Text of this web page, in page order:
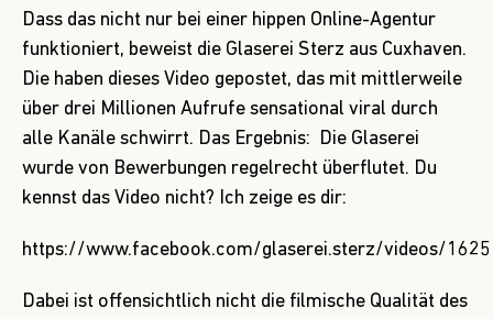
Dass das nicht nur bei einer hippen Online-Agentur
funktioniert, beweist die Glaserei Sterz aus Cuxhaven.
Die haben dieses Video gepostet, das mit mittlerweile
über drei Millionen Aufrufe sensational viral durch
alle Kanäle schwirrt. Das Ergebnis: Die Glaserei
wurde von Bewerbungen regelrecht überflutet. Du
kennst das Video nicht? Ich zeige es dir:
https://www.facebook.com/glaserei.sterz/videos/
Dabei ist offensichtlich nicht die filmische Qualität des